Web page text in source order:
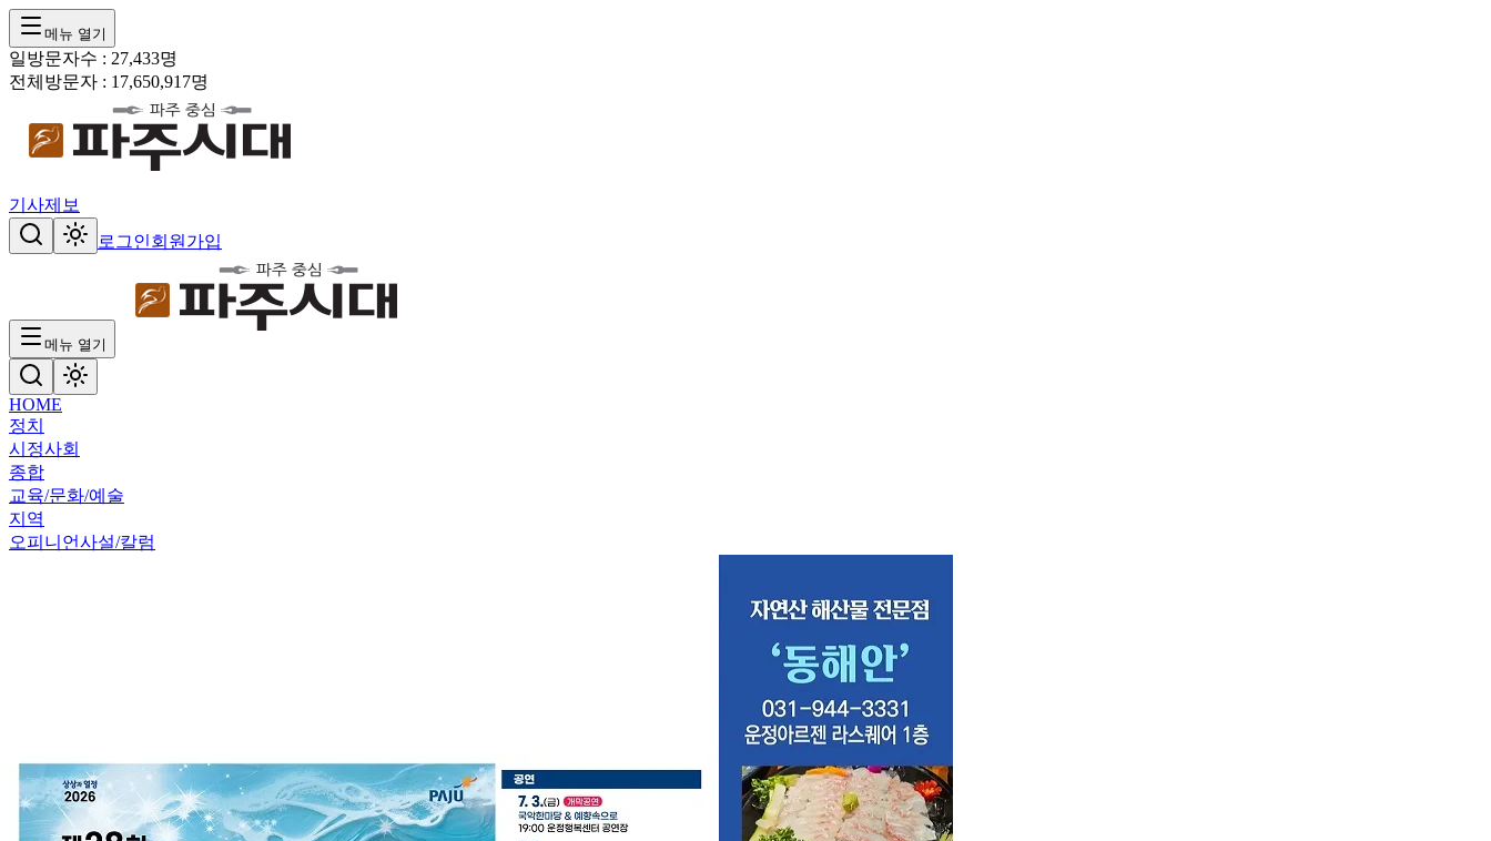
메뉴 열기
일방문자수 : 27,433명
전체방문자 : 17,650,917명
기사제보
로그인회원가입
메뉴 열기
HOME
정치
시정사회
종합
교육/문화/예술
지역
오피니언사설/칼럼